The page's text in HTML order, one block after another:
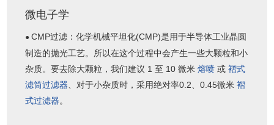
微电子学
●CMP过滤：化学机械平坦化(CMP)是用于半导体工业晶圆
制造的抛光工艺。所以在这个过程中会产生一些大颗粒和小
杂质。要去除大颗粒，我们建议 1 至 10 微米熔喷 或褶式
滤筒过滤器、对于小杂质时，采用绝对率0.2、0.45微米褶
式过滤器。